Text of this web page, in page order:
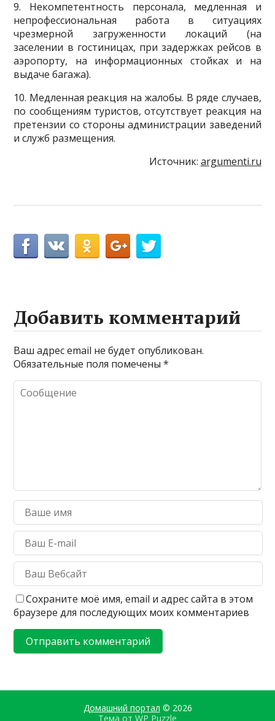
9. Некомпетентность персонала, медленная и
непрофессиональная работа в ситуациях
чрезмерной загруженности локаций (на
заселении в гостиницах, при задержках рейсов в
аэропорту, на информационных стойках и на
выдаче багажа).
10. Медленная реакция на жалобы. В ряде случаев,
по сообщениям туристов, отсутствует реакция на
претензии со стороны администрации заведений
и служб размещения.
Источник: argumenti.ru
Добавить комментарий
Ваш адрес email не будет опубликован.
Обязательные поля помечены*
Сохраните моё имя, email и адрес сайта в этом
браузере для последующих моих комментариев
Домашний портал © 2026
Тема от WP Puzzle